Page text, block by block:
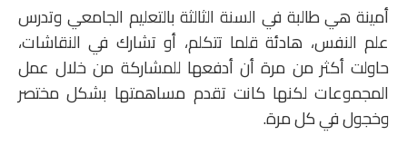
أمينة هي طالبة في السنة الثالثة بالتعليم الجامعي وتدرس
علم النفس، هادئة قلما تتكلم، أو تشارك في النقاشات،
حاولت أكثر من مرة أن أدفعها للمشاركة من خلال عمل
المجموعات لكنها كانت تقدم مساهمتها بشكل مختصر
وخجول في كل مرة.